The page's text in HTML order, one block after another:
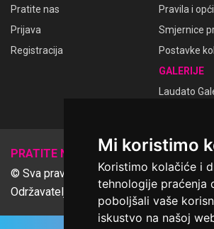
Mi koristimo
Koristimo kolačiće i
tehnologije praćenja
poboljšali vaše
iskustvo na našoj
Pratite nas
Prijava
Registracija
Pravila i
Smjernice
Postavke
GALERIJE
Laudato
PRATITE NAS 𝕏
© Sva prava pridržana Udruga Ime
Održavatelj Netcom d.o.o., Riva 6, Rijeka